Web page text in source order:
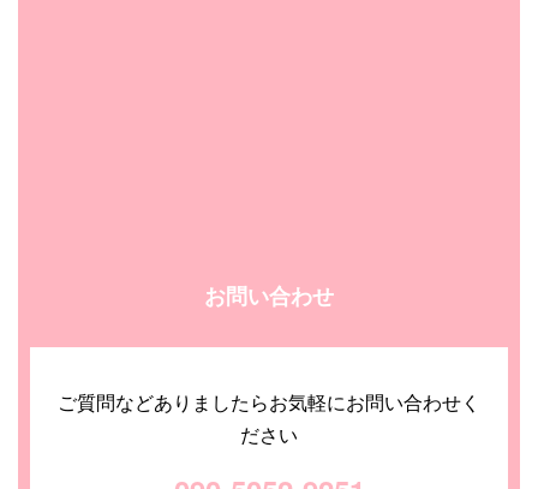
お問い合わせ
ご質問などありましたらお気軽にお問い合わせく
ださい